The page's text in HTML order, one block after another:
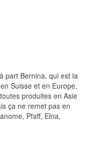
part Bernina, qui est la
Suisse et en Europe,
produites en Asie
ça ne remet pas en
Pfaff, Elna,